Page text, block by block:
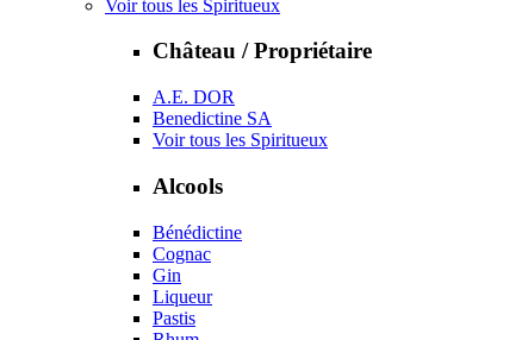
Voir tous les Spiritueux
Château / Propriétaire
A.E. DOR
Benedictine SA
Voir tous les Spiritueux
Alcools
Bénédictine
Cognac
Gin
Liqueur
Pastis